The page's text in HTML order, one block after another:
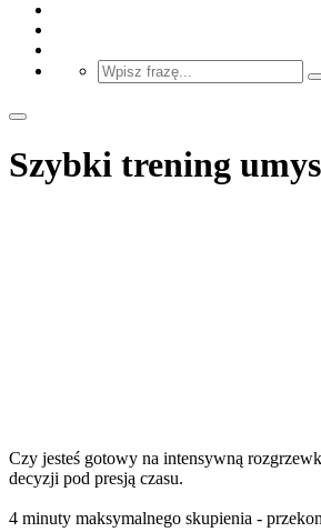
Szybki trening
Czy jesteś gotowy na intensywną
decyzji pod presją czasu.
4 minuty maksymalnego skupienia -